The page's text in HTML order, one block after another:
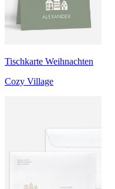
Tischkarte Weihnachten
Cozy Village